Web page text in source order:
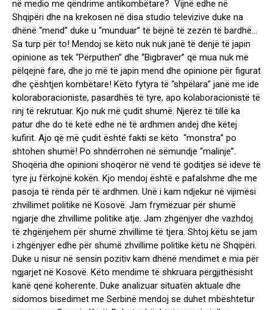
në medio me qëndrime antikombëtare? Vijnë edhe në
Shqipëri dhe na krekosen në disa studio televizive duke na
dhënë “mend” duke u “munduar” të bëjnë të zezën të bardhë…
Sa turp për to! Mendoj se këto nuk nuk janë të denjë të japin
opinione as tek “Përputhen” dhe “Bigbraver” që mua nuk më
pëlqejnë fare, dhe jo më të japin mend dhe opinione për figurat
dhe çështjen kombëtare! Këto fytyra të “shpëlara” janë me ide
koloraboracioniste, pasardhës të tyre, apo kolaboracionistë të
rinj të rekrutuar. Kjo nuk më çudit shumë. Njerëz të tillë ka
patur dhe do të ketë edhe në të ardhmen andej dhe këtej
kufirit. Ajo që më çudit është fakti se këto “monstra” po
shtohen shumë! Po shndërrohen në sëmundje “malinje”.
Shoqëria dhe opinioni shoqëror në vend të goditjes së ideve të
tyre ju fërkojnë kokën. Kjo mendoj është e pafalshme dhe me
pasoja të rënda për të ardhmen. Unë i kam ndjekur në vijimësi
zhvillimet politike në Kosovë. Jam frymëzuar për shumë
ngjarje dhe zhvillime politike atje. Jam zhgënjyer dhe vazhdoj
të zhgënjehem për shumë zhvillime të tjera. Shtoj këtu se jam
i zhgënjyer edhe për shumë zhvillime politike këtu në Shqipëri.
Duke u nisur në sensin pozitiv kam dhënë mendimet e mia për
ngjarjet në Kosovë. Këto mendime të shkruara përgjithësisht
kanë qenë koherente. Duke analizuar situatën aktuale dhe
sidomos bisedimet me Serbinë mendoj se duhet mbështetur